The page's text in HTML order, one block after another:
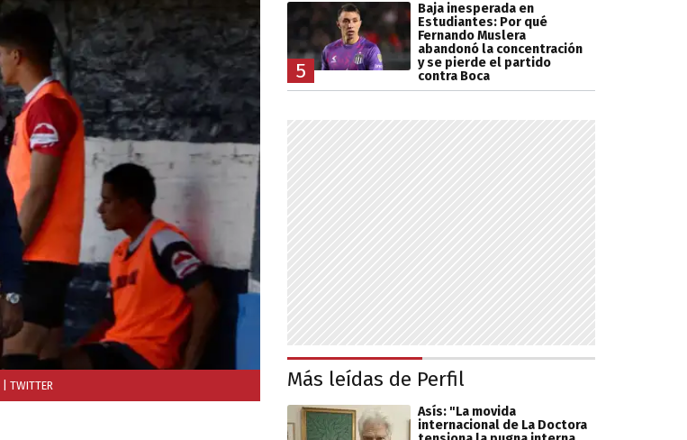
| TWITTER
5
Baja inesperada en
Estudiantes: Por qué
Fernando Muslera
abandonó la concentración
y se pierde el partido
contra Boca
Más leídas de Perfil
Asís: "La movida
internacional de La Doctora